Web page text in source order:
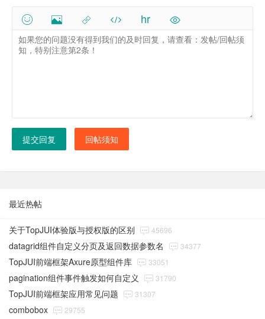
hr
提交回复 回帖须知
最近热帖
关于TopJUI体验版与授权版的区别 45696
datagrid组件自定义分页及返回数据参数名 34377
TopJUI前端框架Axure原型组件库 33051
pagination组件事件触发如何自定义 31790
TopJUI前端框架应用常见问题 31307
combobox 29755